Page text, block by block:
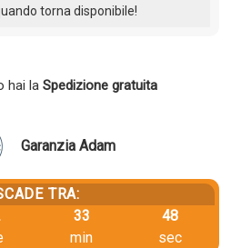
hai la Spedizione gratuita
Garanzia Adam
TRA:
33
min
48
sec